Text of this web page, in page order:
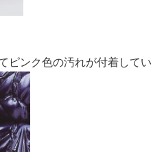
ピンク色の汚れが付着してい